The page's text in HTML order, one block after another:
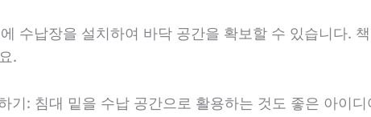
수납장을 설치하여 바닥 공간을 확보할 수 있습니다.
.
기: 침대 밑을 수납 공간으로 활용하는 것도 좋은 아이